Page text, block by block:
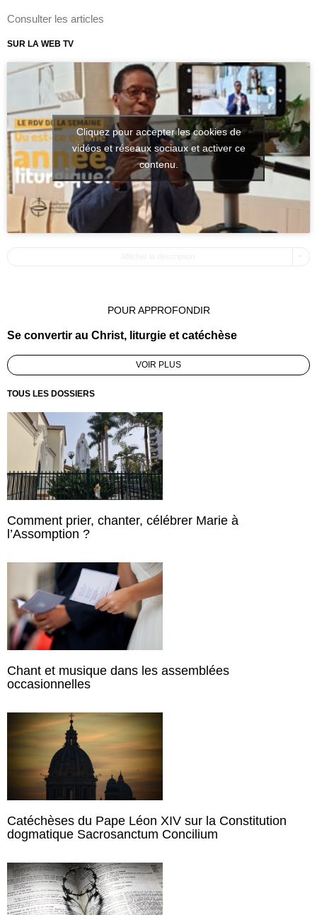
Consulter les articles
SUR LA WEB TV
Cliquez pour accepter les cookies de
vidéos et réseaux sociaux et activer ce
contenu.
POUR APPROFONDIR
Se convertir au Christ, liturgie et catéchèse
VOIR PLUS
TOUS LES DOSSIERS
Comment prier, chanter, célébrer Marie à
l’Assomption ?
Chant et musique dans les assemblées
occasionnelles
Catéchèses du Pape Léon XIV sur la Constitution
dogmatique Sacrosanctum Concilium